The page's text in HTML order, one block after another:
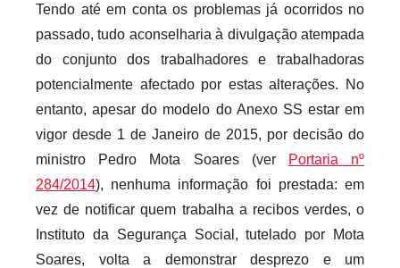
Tendo até em conta os problemas já ocorridos no
passado, tudo aconselharia à divulgação atempada
do conjunto dos trabalhadores e trabalhadoras
potencialmente afectado por estas alterações. No
entanto, apesar do modelo do Anexo SS estar em
vigor desde 1 de Janeiro de 2015, por decisão do
ministro Pedro Mota Soares (ver
Portaria nº
284/2014), nenhuma informação foi prestada: em
vez de notificar quem trabalha a recibos verdes, o
Instituto da Segurança Social, tutelado por Mota
Soares, volta a demonstrar desprezo e um